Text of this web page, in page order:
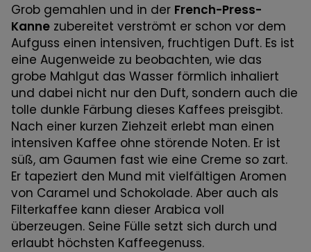
Grob gemahlen und in der French-Press-
Kanne zubereitet verströmt er schon vor dem
Aufguss einen intensiven, fruchtigen Duft. Es ist
eine Augenweide zu beobachten, wie das
grobe Mahlgut das Wasser förmlich inhaliert
und dabei nicht nur den Duft, sondern auch die
tolle dunkle Färbung dieses Kaffees preisgibt.
Nach einer kurzen Ziehzeit erlebt man einen
intensiven Kaffee ohne störende Noten. Er ist
süß, am Gaumen fast wie eine Creme so zart.
Er tapeziert den Mund mit vielfältigen Aromen
von Caramel und Schokolade. Aber auch als
Filterkaffee kann dieser Arabica voll
überzeugen. Seine Fülle setzt sich durch und
erlaubt höchsten Kaffeegenuss.